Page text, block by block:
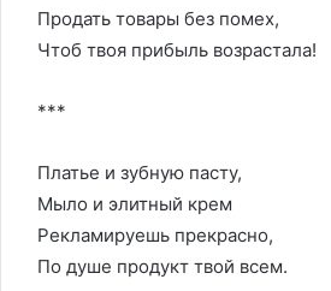
Продать товары без помех,
Чтоб твоя прибыль возрастала!
***
Платье и зубную пасту,
Мыло и элитный крем
Рекламируешь прекрасно,
По душе продукт твой всем.